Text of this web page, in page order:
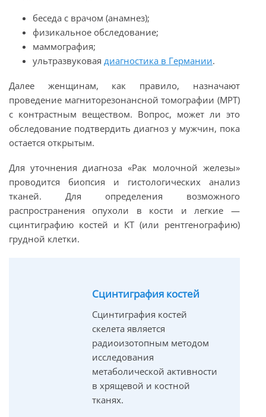
беседа с врачом (анамнез);
физикальное обследование;
маммография;
ультразвуковая диагностика в Германии.
Далее женщинам, как правило, назначают
проведение магниторезонансной томографии (МРТ)
с контрастным веществом. Вопрос, может ли это
обследование подтвердить диагноз у мужчин, пока
остается открытым.
Для уточнения диагноза «Рак молочной железы»
проводится биопсия и гистологических анализ
тканей. Для определения возможного
распространения опухоли в кости и легкие —
сцинтиграфию костей и КТ (или рентгенографию)
грудной клетки.
Сцинтиграфия костей
Сцинтиграфия костей
скелета является
радиоизотопным методом
исследования
метаболической активности
в хрящевой и костной
тканях.